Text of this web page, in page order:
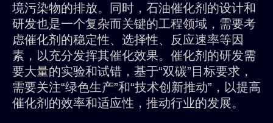
境污染物的排放。同时，石油催化剂的设计和
研发也是一个复杂而关键的工程领域，需要考
虑催化剂的稳定性、选择性、反应速率等因
素，以充分发挥其催化效果。催化剂的研发需
要大量的实验和试错，基于“双碳”目标要求，
需要关注“绿色生产”和“技术创新推动”，以提高
催化剂的效率和适应性，推动行业的发展。